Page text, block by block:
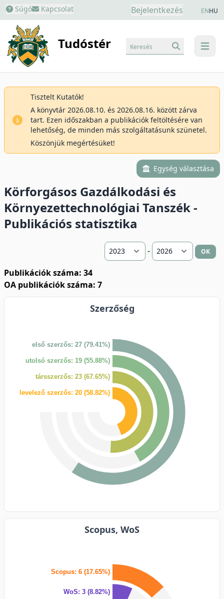
Súgó Kapcsolat Bejelentkezés ENHU
Tudóstér menu
Keresés
Tisztelt Kutatók!
A könyvtár 2026.08.10. és 2026.08.16. között zárva
tart. Ezen időszakban a publikációk feltöltésére van
lehetőség, de minden más szolgáltatásunk szünetel.
Köszönjük megértésüket!
Egység választása
Körforgásos Gazdálkodási és
Környezettechnológiai Tanszék -
Publikációs statisztika
- OK
Publikációk száma: 34
OA publikációk száma: 7
Szerzőség
első szerzős: 27 (79.41%)
utolsó szerzős: 19 (55.88%)
társszerzős: 23 (67.65%)
levelező szerzős: 20 (58.82%)
Scopus, WoS
Scopus: 6 (17.65%)
WoS: 3 (8.82%)